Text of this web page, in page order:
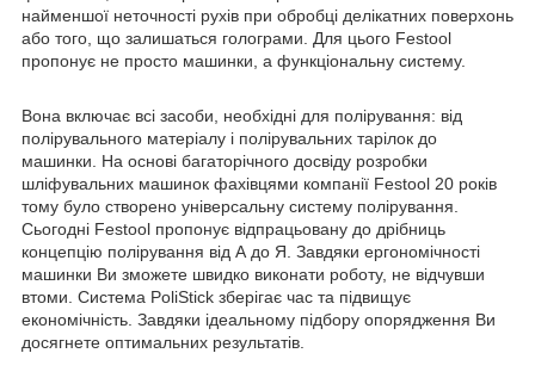
найменшої неточності рухів при обробці делікатних поверхонь
або того, що залишаться голограми. Для цього Festool
пропонує не просто машинки, а функціональну систему.
Вона включає всі засоби, необхідні для полірування: від
полірувального матеріалу і полірувальних тарілок до
машинки. На основі багаторічного досвіду розробки
шліфувальних машинок фахівцями компанії Festool 20 років
тому було створено універсальну систему полірування.
Сьогодні Festool пропонує відпрацьовану до дрібниць
концепцію полірування від А до Я. Завдяки ергономічності
машинки Ви зможете швидко виконати роботу, не відчувши
втоми. Система PoliStick зберігає час та підвищує
економічність. Завдяки ідеальному підбору опорядження Ви
досягнете оптимальних результатів.